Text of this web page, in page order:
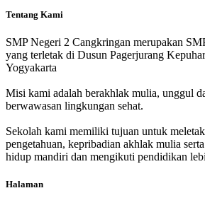
Tentang Kami
SMP Negeri 2 Cangkringan merupakan
yang terletak di Dusun Pagerjurang
Yogyakarta
Misi kami adalah berakhlak mulia, unggul
berwawasan lingkungan sehat.
Sekolah kami memiliki tujuan untuk
pengetahuan, kepribadian akhlak mulia
hidup mandiri dan mengikuti pendidikan
Halaman